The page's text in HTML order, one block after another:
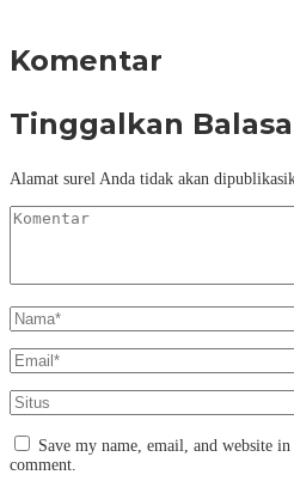
Komentar
Tinggalkan
Alamat surel Anda tidak akan
Save my name, email, and website
comment.